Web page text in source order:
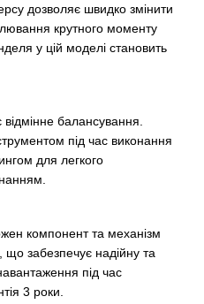
дозволяє швидко змінити
крутного моменту
у цій моделі становить
балансування.
під час виконання
для легкого
компонент та механізм
що забезпечує надійну та
під час
3 роки.